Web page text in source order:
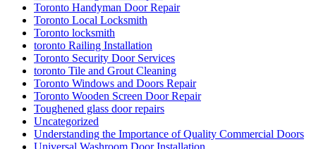
Toronto Handyman Door Repair
Toronto Local Locksmith
Toronto locksmith
toronto Railing Installation
Toronto Security Door Services
toronto Tile and Grout Cleaning
Toronto Windows and Doors Repair
Toronto Wooden Screen Door Repair
Toughened glass door repairs
Uncategorized
Understanding the Importance of Quality Commercial Doors
Universal Washroom Door Installation